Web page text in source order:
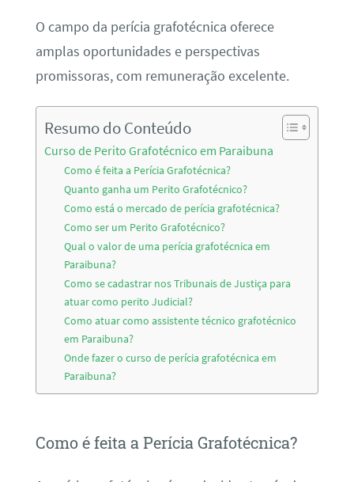
O campo da perícia grafotécnica oferece
amplas oportunidades e perspectivas
promissoras, com remuneração excelente.
Resumo do Conteúdo
Curso de Perito Grafotécnico em Paraibuna
Como é feita a Perícia Grafotécnica?
Quanto ganha um Perito Grafotécnico?
Como está o mercado de perícia grafotécnica?
Como ser um Perito Grafotécnico?
Qual o valor de uma perícia grafotécnica em
Paraibuna?
Como se cadastrar nos Tribunais de Justiça para
atuar como perito Judicial?
Como atuar como assistente técnico grafotécnico
em Paraibuna?
Onde fazer o curso de perícia grafotécnica em
Paraibuna?
Como é feita a Perícia Grafotécnica?